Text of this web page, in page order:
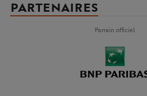
PARTENAIRES
Parrain officiel